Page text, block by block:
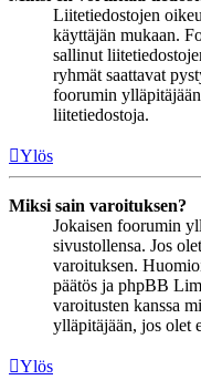
Liitetiedostojen
käyttäjän mukaan.
sallinut
ryhmät saattavat
foorumin
liitetiedostoja.
Ylös
Miksi sain varoituksen?
Jokaisen foorumin
sivustollensa. Jos
varoituksen.
päätös ja phpBB
varoitusten kanssa
ylläpitäjään, jos olet
Ylös